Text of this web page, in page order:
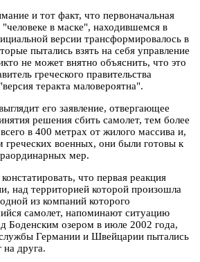
и тот факт, что первоначальная
в маске", находившемся в
версии трансформировалось в
пытались взять на себя управление
не может внятно объяснить, что это
греческого правительства
теракта маловероятна".
его заявление, отвергающее
решения сбить самолет, тем более
в 400 метрах от жилого массива и,
греческих военных, они были готовы к
мер.
что первая реакция
над территорией которой произошла
из компаний которого
самолет, напоминают ситуацию
Боденским озером в июле 2002 года,
Германии и Швейцарии пытались
на друга.